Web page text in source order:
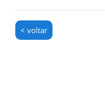
< voltar